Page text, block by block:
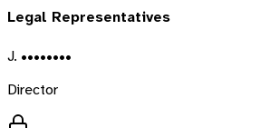
Legal Representatives
J. ••••••••
Director